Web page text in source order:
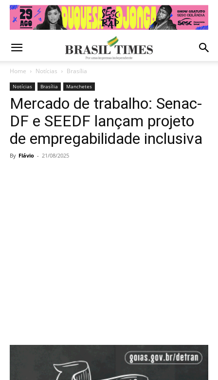
Home Notícias Brasília
Notícias Brasília Manchetes
Mercado de trabalho: Senac-
DF e SEEDF lançam projeto
de empregabilidade inclusiva
By Flávio - 21/08/2025